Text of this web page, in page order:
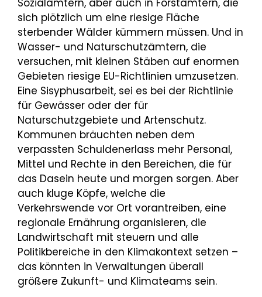
Sozialämtern, aber auch in Forstämtern, die
sich plötzlich um eine riesige Fläche
sterbender Wälder kümmern müssen. Und in
Wasser- und Naturschutzämtern, die
versuchen, mit kleinen Stäben auf enormen
Gebieten riesige EU-Richtlinien umzusetzen.
Eine Sisyphusarbeit, sei es bei der Richtlinie
für Gewässer oder der für
Naturschutzgebiete und Artenschutz.
Kommunen bräuchten neben dem
verpassten Schuldenerlass mehr Personal,
Mittel und Rechte in den Bereichen, die für
das Dasein heute und morgen sorgen. Aber
auch kluge Köpfe, welche die
Verkehrswende vor Ort vorantreiben, eine
regionale Ernährung organisieren, die
Landwirtschaft mit steuern und alle
Politikbereiche in den Klimakontext setzen –
das könnten in Verwaltungen überall
größere Zukunft- und Klimateams sein.